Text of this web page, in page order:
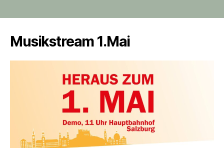
Musikstream 1.Mai